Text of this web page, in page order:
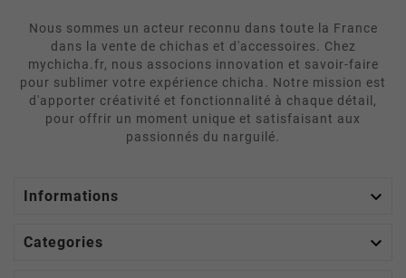
Nous sommes un acteur reconnu dans toute la France
dans la vente de chichas et d'accessoires. Chez
mychicha.fr, nous associons innovation et savoir-faire
pour sublimer votre expérience chicha. Notre mission est
d'apporter créativité et fonctionnalité à chaque détail,
pour offrir un moment unique et satisfaisant aux
passionnés du narguilé.
Informations 
Categories 